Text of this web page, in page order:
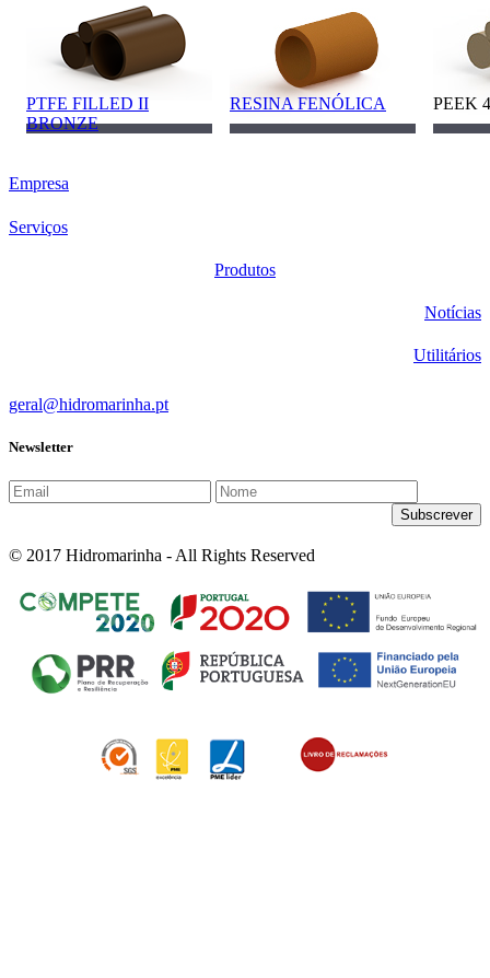
PTFE FILLED II
BRONZE
RESINA FENÓLICA PEEK
Empresa
Serviços
Produtos
Notícias
Utilitários
geral@hidromarinha.pt
Newsletter
© 2017 Hidromarinha - All Rights Reserved